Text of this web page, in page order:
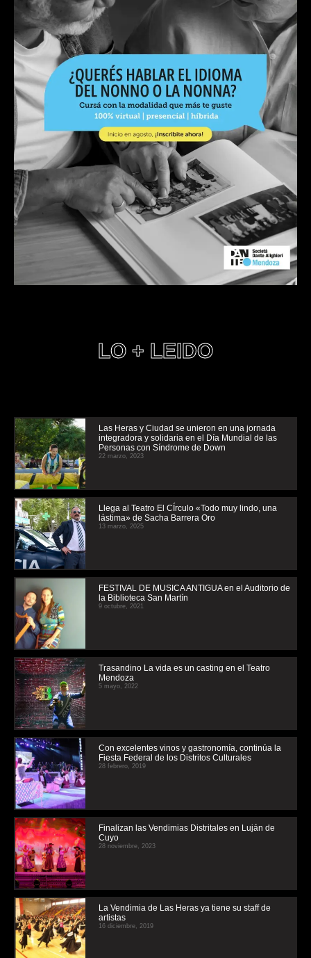
LO + LEIDO
Las Heras y Ciudad se unieron en una jornada
integradora y solidaria en el Día Mundial de las
Personas con Síndrome de Down
22 marzo, 2023
Llega al Teatro El CÍrculo «Todo muy lindo, una
lástima» de Sacha Barrera Oro
13 marzo, 2025
FESTIVAL DE MUSICA ANTIGUA en el Auditorio de
la Biblioteca San Martín
9 octubre, 2021
Trasandino La vida es un casting en el Teatro
Mendoza
5 mayo, 2022
Con excelentes vinos y gastronomía, continúa la
Fiesta Federal de los Distritos Culturales
28 febrero, 2019
Finalizan las Vendimias Distritales en Luján de
Cuyo
28 noviembre, 2023
La Vendimia de Las Heras ya tiene su staff de
artistas
16 diciembre, 2019